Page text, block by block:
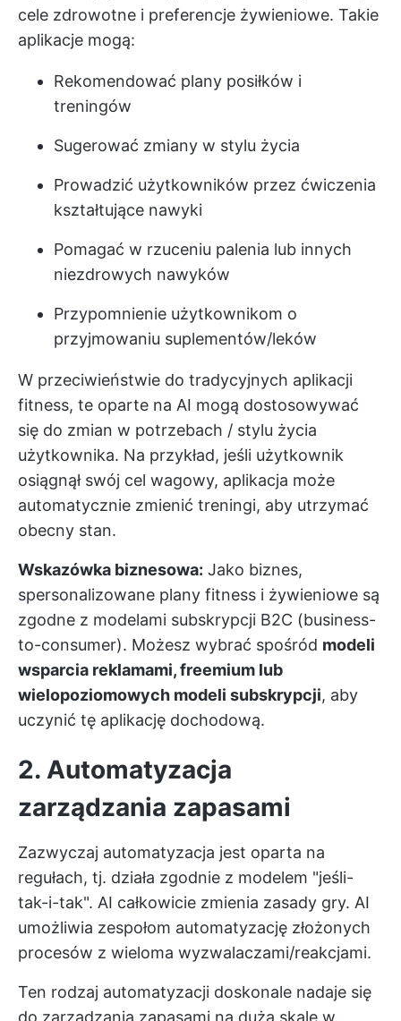
cele zdrowotne i preferencje żywieniowe. Takie
aplikacje mogą:
Rekomendować plany posiłków i
treningów
Sugerować zmiany w stylu życia
Prowadzić użytkowników przez ćwiczenia
kształtujące nawyki
Pomagać w rzuceniu palenia lub innych
niezdrowych nawyków
Przypomnienie użytkownikom o
przyjmowaniu suplementów/leków
W przeciwieństwie do tradycyjnych aplikacji
fitness, te oparte na AI mogą dostosowywać
się do zmian w potrzebach / stylu życia
użytkownika. Na przykład, jeśli użytkownik
osiągnął swój cel wagowy, aplikacja może
automatycznie zmienić treningi, aby utrzymać
obecny stan.
Wskazówka biznesowa: Jako biznes,
spersonalizowane plany fitness i żywieniowe są
zgodne z modelami subskrypcji B2C (business-
to-consumer). Możesz wybrać spośród modeli
wsparcia reklamami, freemium lub
wielopoziomowych modeli subskrypcji, aby
uczynić tę aplikację dochodową.
2. Automatyzacja
zarządzania zapasami
Zazwyczaj automatyzacja jest oparta na
regułach, tj. działa zgodnie z modelem "jeśli-
tak-i-tak". AI całkowicie zmienia zasady gry. AI
umożliwia zespołom automatyzację złożonych
procesów z wieloma wyzwalaczami/reakcjami.
Ten rodzaj automatyzacji doskonale nadaje się
do zarządzania zapasami na dużą skalę w